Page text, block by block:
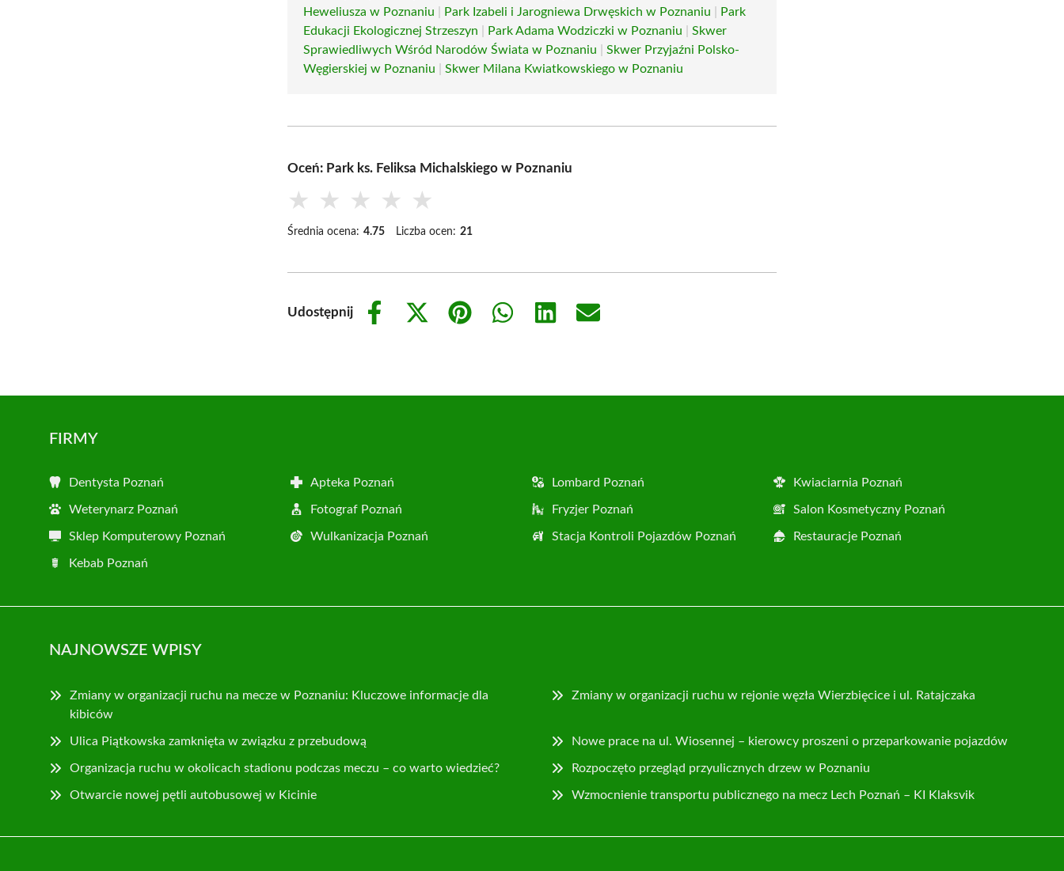
Heweliusza w Poznaniu
Park Izabeli i Jarogniewa Drwęskich w Poznaniu
Park
Edukacji Ekologicznej Strzeszyn
Park Adama Wodziczki w Poznaniu |Skwer
Sprawiedliwych Wśród Narodów Świata w Poznaniu |Skwer Przyjaźni Polsko-
Węgierskiej w Poznaniu |Skwer Milana Kwiatkowskiego w Poznaniu
Oceń: Park ks. Feliksa Michalskiego w Poznaniu
★ ★ ★ ★ ★
Średnia ocena: 4.75 Liczba ocen: 21
Udostępnij
Share
Share
Share
Share
Share
Share
FIRMY
Dentysta Poznań Apteka Poznań Lombard Poznań Kwiaciarnia Poznań
Weterynarz Poznań Fotograf Poznań Fryzjer Poznań Salon Kosmetyczny Poznań
Sklep Komputerowy Poznań Wulkanizacja Poznań Stacja Kontroli Pojazdów Poznań Restauracje Poznań
Kebab Poznań
NAJNOWSZE WPISY
Zmiany w organizacji ruchu na mecze w Poznaniu: Kluczowe informacje dla
kibiców
Zmiany w organizacji ruchu w rejonie węzła Wierzbięcice i ul. Ratajczaka
Ulica Piątkowska zamknięta w związku z przebudową Nowe prace na ul. Wiosennej – kierowcy proszeni o przeparkowanie pojazdów
Organizacja ruchu w okolicach stadionu podczas meczu – co warto wiedzieć? Rozpoczęto przegląd przyulicznych drzew w Poznaniu
Otwarcie nowej pętli autobusowej w Kicinie Wzmocnienie transportu publicznego na mecz Lech Poznań – KI Klaksvik